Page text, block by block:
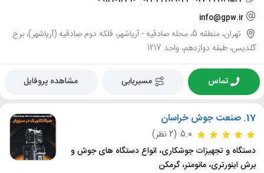
info@gpw.ir
تهران، منطقه 5، محله صادقيه - آرياشهر، فلکه دوم صادقیه (آریاشهر)، برج
گلدیس، طبقه دوازدهم، واحد 1217
تماس مسیریابی مشاهده پروفایل
17. صنعت جوش خراسان
5.0 (2 نظر)
دستگاه و تجهیزات جوشکاری، انواع دستگاه های جوش و
برش اینورتری، مانومتر، گرمکن